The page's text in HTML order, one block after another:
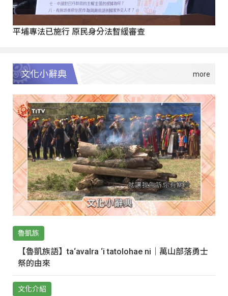
平埔專法已施行 原民身分法暫緩審查
文化小辭典
魯凱族
【魯凱族語】ta‘avalra ‘i tatolohae ni｜萬山部落勇士
祭的由來
文化介紹